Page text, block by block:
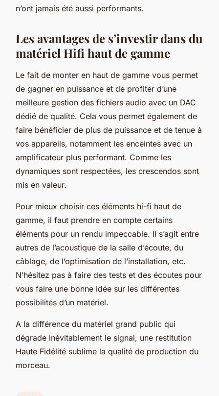
n’ont jamais été aussi performants.
Les avantages de s’investir dans du
matériel Hifi haut de gamme
Le fait de monter en haut de gamme vous permet
de gagner en puissance et de profiter d’une
meilleure gestion des fichiers audio avec un DAC
dédié de qualité. Cela vous permet également de
faire bénéficier de plus de puissance et de tenue à
vos appareils, notamment les enceintes avec un
amplificateur plus performant. Comme les
dynamiques sont respectées, les crescendos sont
mis en valeur.
Pour mieux choisir ces éléments hi-fi haut de
gamme, il faut prendre en compte certains
éléments pour un rendu impeccable. Il s’agit entre
autres de l’acoustique de la salle d’écoute, du
câblage, de l’optimisation de l’installation, etc.
N’hésitez pas à faire des tests et des écoutes pour
vous faire une bonne idée sur les différentes
possibilités d’un matériel.
A la différence du matériel grand public qui
dégrade inévitablement le signal, une restitution
Haute Fidélité sublime la qualité de production du
morceau.